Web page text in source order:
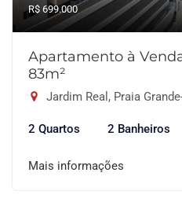
R$ 699.000
Apartamento à
83m²
Jardim Real, Praia
2 Quartos 2 Banheiros
Mais informações